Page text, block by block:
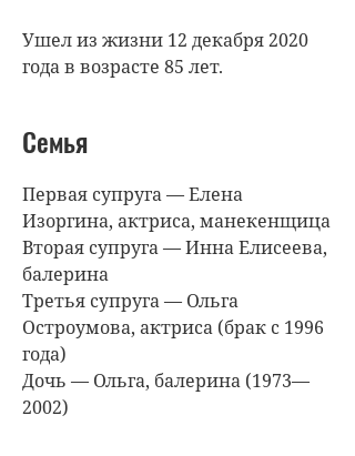
Ушел из жизни 12 декабря 2020
года в возрасте 85 лет.
Семья
Первая супруга — Елена
Изоргина, актриса, манекенщица
Вторая супруга — Инна Елисеева,
балерина
Третья супруга — Ольга
Остроумова, актриса (брак с 1996
года)
Дочь — Ольга, балерина (1973—
2002)